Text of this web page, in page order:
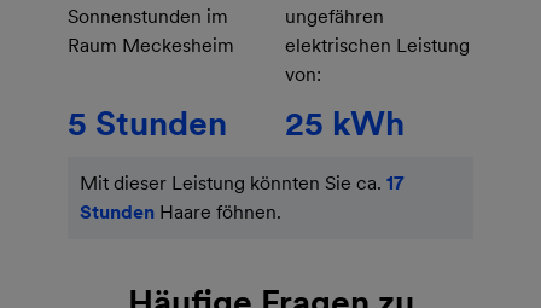
Sonnenstunden im
Raum Meckesheim
5 Stunden
ungefähren
elektrischen Leistung
von:
25 kWh
Mit dieser Leistung könnten Sie ca. 17
Stunden Haare föhnen.